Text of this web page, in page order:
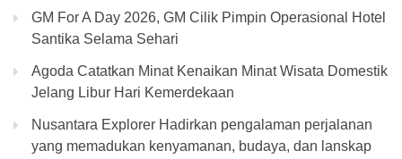
GM For A Day 2026, GM Cilik Pimpin Operasional Hotel
Santika Selama Sehari
Agoda Catatkan Minat Kenaikan Minat Wisata Domestik
Jelang Libur Hari Kemerdekaan
Nusantara Explorer Hadirkan pengalaman perjalanan
yang memadukan kenyamanan, budaya, dan lanskap